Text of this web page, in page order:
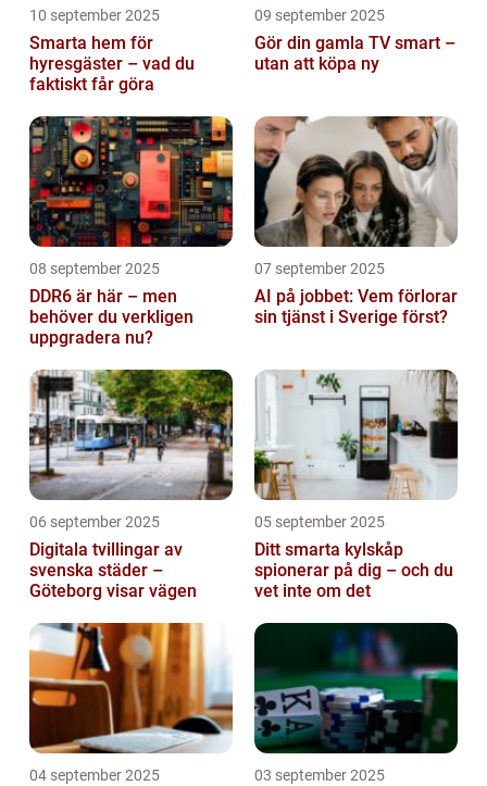
10 september 2025
Smarta hem för
hyresgäster – vad du
faktiskt får göra
09 september 2025
Gör din gamla TV smart –
utan att köpa ny
08 september 2025
DDR6 är här – men
behöver du verkligen
uppgradera nu?
07 september 2025
AI på jobbet: Vem förlorar
sin tjänst i Sverige först?
06 september 2025
Digitala tvillingar av
svenska städer –
Göteborg visar vägen
05 september 2025
Ditt smarta kylskåp
spionerar på dig – och du
vet inte om det
04 september 2025 03 september 2025